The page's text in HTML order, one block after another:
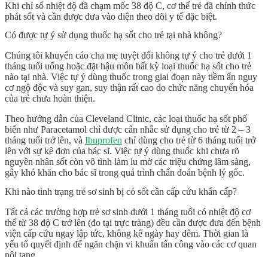
Khi chỉ số nhiệt độ đã chạm mốc 38 độ C, cơ thể trẻ đã chính thức
phát sốt và cần được đưa vào diện theo dõi y tế đặc biệt.
Có được tự ý sử dụng thuốc hạ sốt cho trẻ tại nhà không?
Chúng tôi khuyến cáo cha mẹ tuyệt đối không tự ý cho trẻ dưới 1
tháng tuổi uống hoặc đặt hậu môn bất kỳ loại thuốc hạ sốt cho trẻ
nào tại nhà. Việc tự ý dùng thuốc trong giai đoạn này tiềm ẩn nguy
cơ ngộ độc và suy gan, suy thận rất cao do chức năng chuyển hóa
của trẻ chưa hoàn thiện.
Theo hướng dẫn của Cleveland Clinic, các loại thuốc hạ sốt phổ
biến như Paracetamol chỉ được cân nhắc sử dụng cho trẻ từ 2 – 3
tháng tuổi trở lên, và Ibuprofen chỉ dùng cho trẻ từ 6 tháng tuổi trở
lên với sự kê đơn của bác sĩ. Việc tự ý dùng thuốc khi chưa rõ
nguyên nhân sốt còn vô tình làm lu mờ các triệu chứng lâm sàng,
gây khó khăn cho bác sĩ trong quá trình chẩn đoán bệnh lý gốc.
Khi nào tình trạng trẻ sơ sinh bị có sốt cần cấp cứu khẩn cấp?
Tất cả các trường hợp trẻ sơ sinh dưới 1 tháng tuổi có nhiệt độ cơ
thể từ 38 độ C trở lên (đo tại trực tràng) đều cần được đưa đến bệnh
viện cấp cứu ngay lập tức, không kể ngày hay đêm. Thời gian là
yếu tố quyết định để ngăn chặn vi khuẩn tấn công vào các cơ quan
nội tạng.